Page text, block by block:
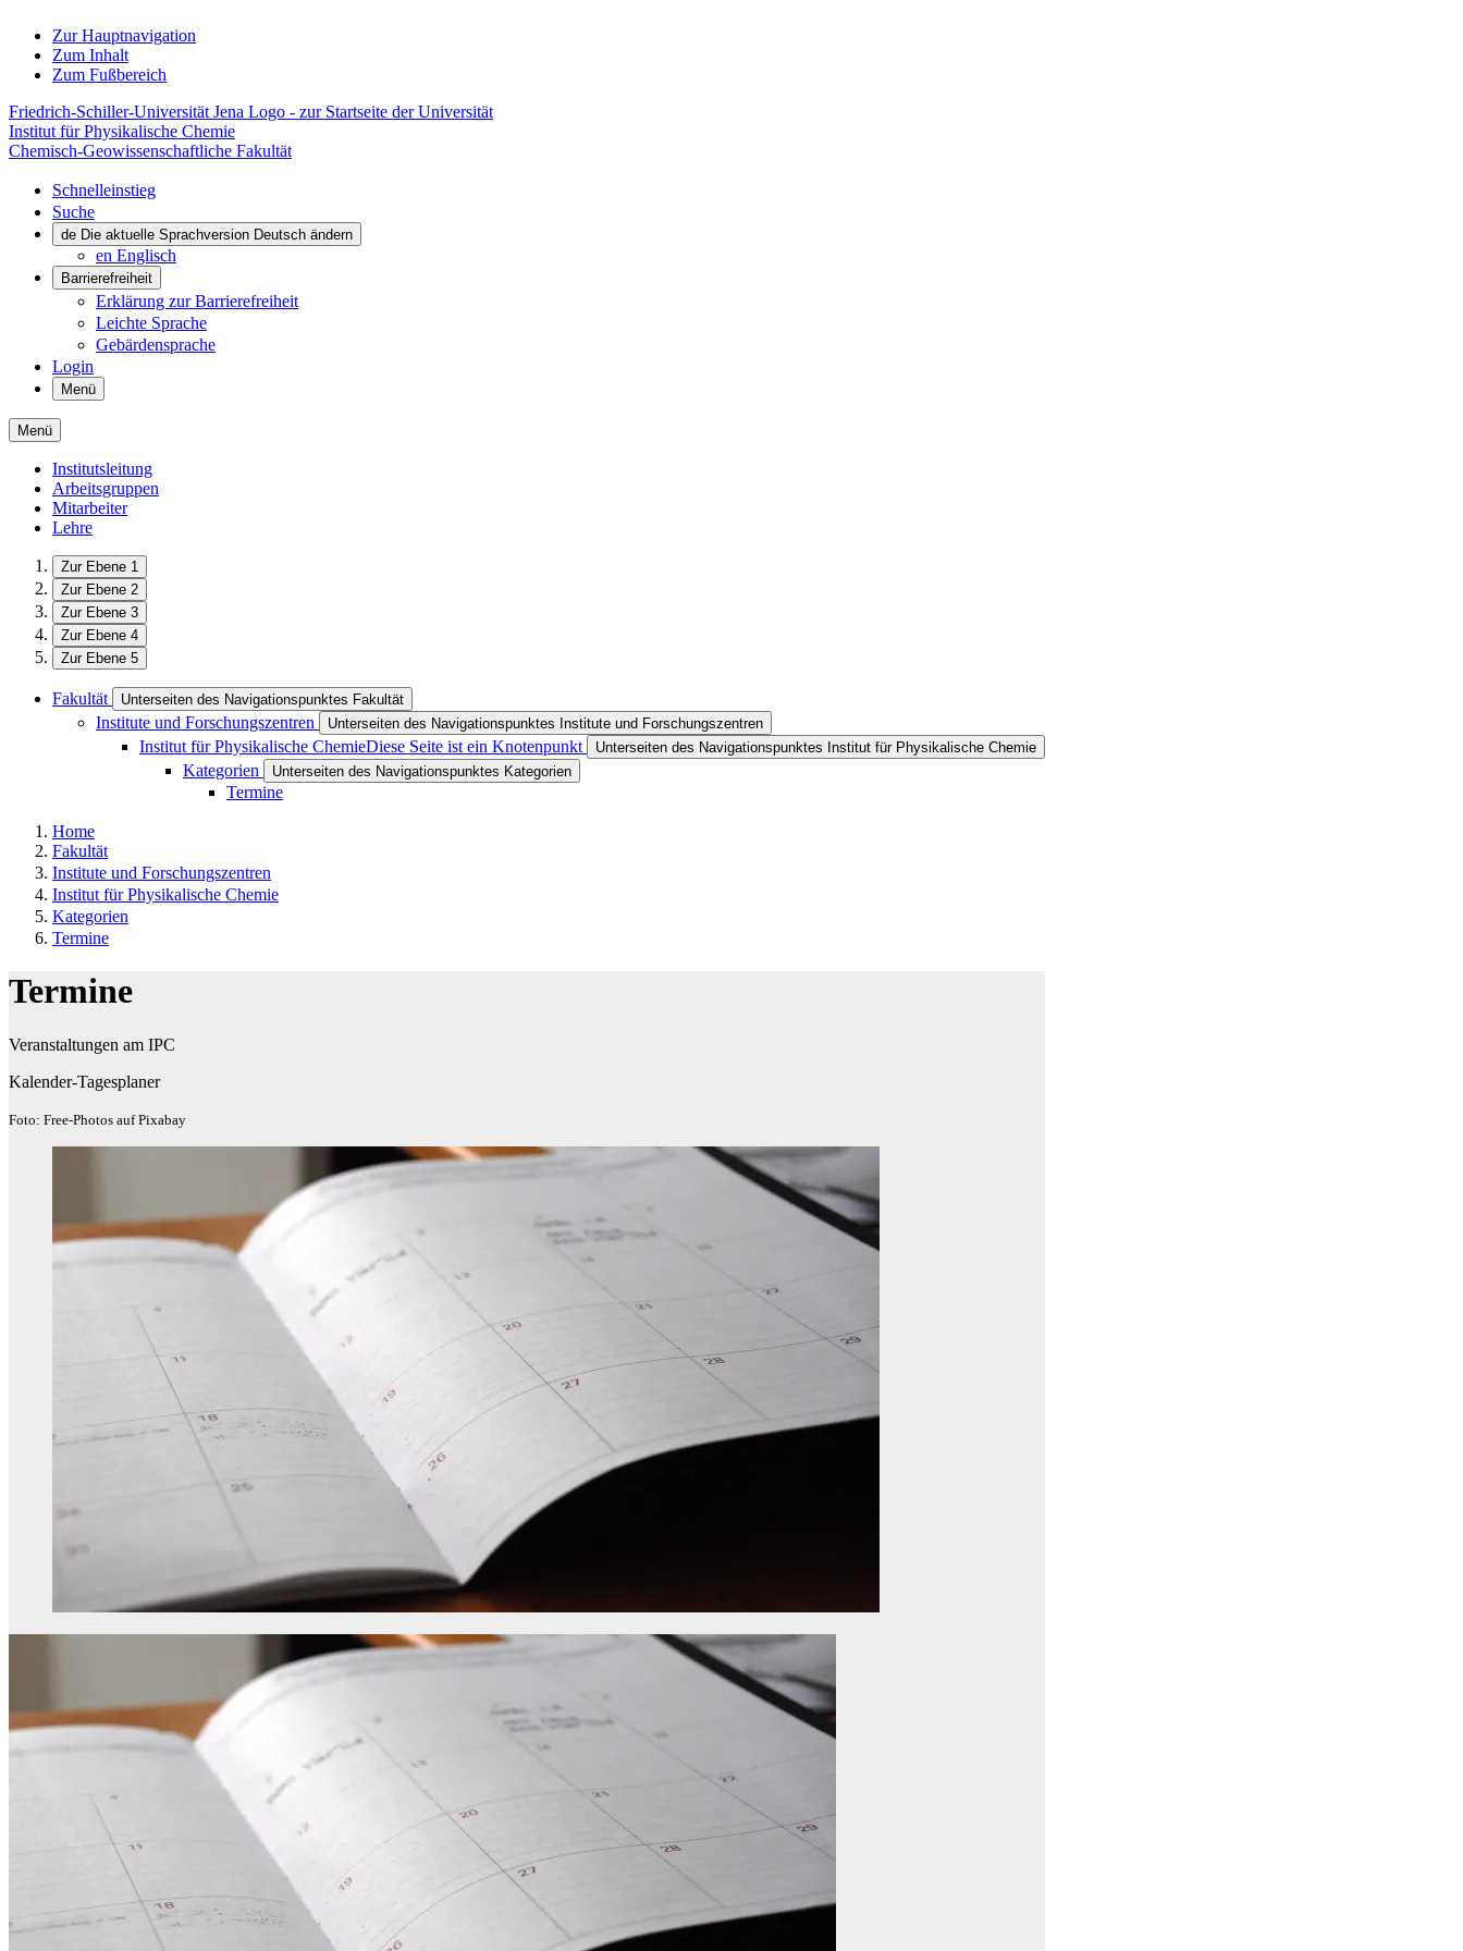
Zur Hauptnavigation
Zum Inhalt
Zum Fußbereich
Friedrich-Schiller-Universität Jena Logo - zur Startseite der Universität
Institut für Physikalische Chemie
Chemisch-Geowissenschaftliche Fakultät
Schnelleinstieg
Suche
de Die aktuelle Sprachversion Deutsch ändern
en Englisch
Barrierefreiheit
Erklärung zur Barrierefreiheit
Leichte Sprache
Gebärdensprache
Login
Menü
Menü
Institutsleitung
Arbeitsgruppen
Mitarbeiter
Lehre
Zur Ebene 1
Zur Ebene 2
Zur Ebene 3
Zur Ebene 4
Zur Ebene 5
Fakultät Unterseiten des Navigationspunktes Fakultät
Institute und Forschungszentren Unterseiten des Navigationspunktes Institute und Forschungszentren
Institut für Physikalische ChemieDiese Seite ist ein Knotenpunkt Unterseiten des Navigationspunktes Institut für Physikalische Chemie
Kategorien Unterseiten des Navigationspunktes Kategorien
Termine
Home
Fakultät
Institute und Forschungszentren
Institut für Physikalische Chemie
Kategorien
Termine
Termine
Veranstaltungen am IPC
Kalender-Tagesplaner
Foto: Free-Photos auf Pixabay